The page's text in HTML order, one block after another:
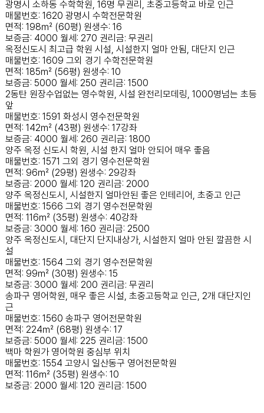
광명시 소하동 수학학원, 16명 무권리, 초중고등학교 바로 인근
매물번호: 1620 광명시 수학전문학원
면적: 198㎡ (60평) 원생수: 16
보증금: 4000 월세: 270 권리금: 무권리
옥정신도시 최고급 학원 시설, 시설한지 얼마 안됨, 대단지 인근
매물번호: 1609 그외 경기 수학전문학원
면적: 185㎡ (56평) 원생수: 10
보증금: 5000 월세: 250 권리금: 1500
2동탄 원장수업없는 영수학원, 시설 완전리모데링, 1000명넘는 초등
앞
매물번호: 1591 화성시 영수전문학원
면적: 142㎡ (43평) 원생수: 17강좌
보증금: 4000 월세: 260 권리금: 1800
양주 옥정 신도시 학원, 시설 한지 얼마 안되어 매우 좋음
매물번호: 1571 그외 경기 영수전문학원
면적: 96㎡ (29평) 원생수: 29강좌
보증금: 2000 월세: 120 권리금: 2000
양주 옥정신도시, 시설한지 얼마안된 좋은 인테리어, 초중고 인근
매물번호: 1566 그외 경기 영수전문학원
면적: 116㎡ (35평) 원생수: 40강좌
보증금: 3000 월세: 160 권리금: 2500
양주 옥정신도시, 대단지 단지내상가, 시설한지 얼마 안된 깔끔한 시
설
매물번호: 1564 그외 경기 영수전문학원
면적: 99㎡ (30평) 원생수: 15
보증금: 3000 월세: 200 권리금: 무권리
송파구 영어학원, 매우 좋은 시설, 초중고등학교 인근, 2개 대단지인
근
매물번호: 1560 송파구 영어전문학원
면적: 224㎡ (68평) 원생수: 17
보증금: 5000 월세: 225 권리금: 1500
백마 학원가 영어학원 중심부 위치
매물번호: 1554 고양시 일산동구 영어전문학원
면적: 116㎡ (35평) 원생수: 10
보증금: 2000 월세: 120 권리금: 1500